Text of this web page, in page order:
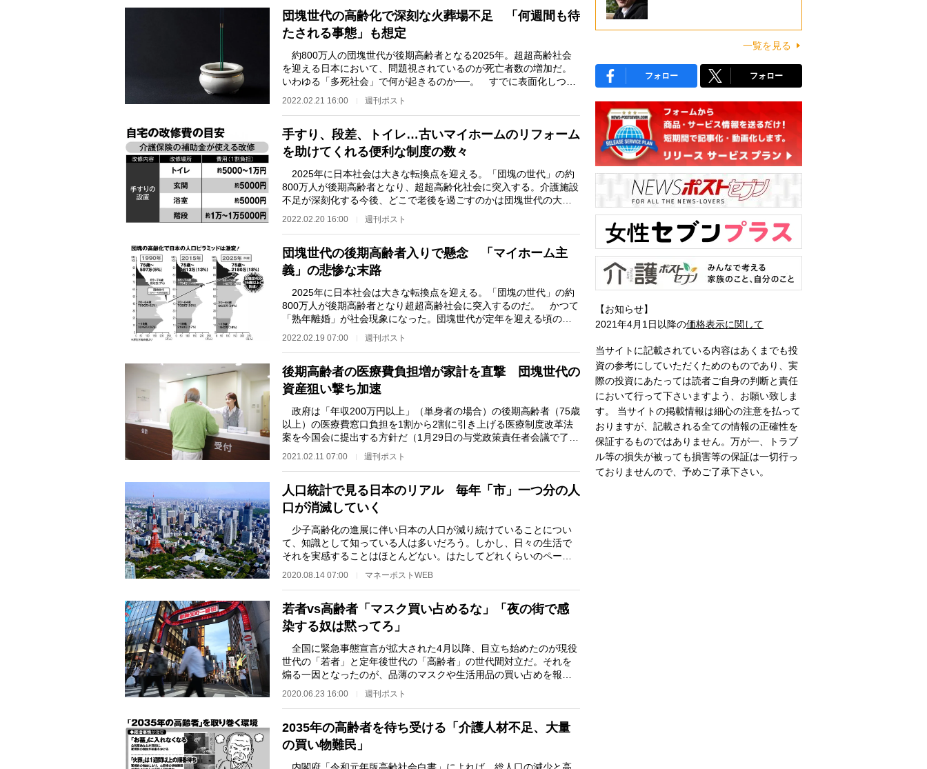
団塊世代の高齢化で深刻な火葬場不足 「何週間も待
たされる事態」も想定
約800万人の団塊世代が後期高齢者となる2025年。超超高齢社会
を迎える日本において、問題視されているのが死亡者数の増加だ。
いわゆる「多死社会」で何が起きるのか──。 すでに表面化しつつ
あるのが、「火葬場不…
2022.02.21 16:00 週刊ポスト
手すり、段差、トイレ…古いマイホームのリフォーム
を助けてくれる便利な制度の数々
2025年に日本社会は大きな転換点を迎える。「団塊の世代」の約
800万人が後期高齢者となり、超超高齢化社会に突入する。介護施設
不足が深刻化する今後、どこで老後を過ごすのかは団塊世代の大問
題だ。シニアの暮ら…
2022.02.20 16:00 週刊ポスト
団塊世代の後期高齢者入りで懸念 「マイホーム主
義」の悲惨な末路
2025年に日本社会は大きな転換点を迎える。「団塊の世代」の約
800万人が後期高齢者となり超超高齢社会に突入するのだ。 かつて
「熟年離婚」が社会現象になった。団塊世代が定年を迎える頃のこ
とである。この世代…
2022.02.19 07:00 週刊ポスト
後期高齢者の医療費負担増が家計を直撃 団塊世代の
資産狙い撃ち加速
政府は「年収200万円以上」（単身者の場合）の後期高齢者（75歳
以上）の医療費窓口負担を1割から2割に引き上げる医療制度改革法
案を今国会に提出する方針だ（1月29日の与党政策責任者会議で了
承）。 施行は団塊…
2021.02.11 07:00 週刊ポスト
人口統計で見る日本のリアル 毎年「市」一つ分の人
口が消滅していく
少子高齢化の進展に伴い日本の人口が減り続けていることについ
て、知識として知っている人は多いだろう。しかし、日々の生活で
それを実感することはほとんどない。はたしてどれくらいのペース
2020.08.14 07:00 マネーポストWEB
若者vs高齢者「マスク買い占めるな」「夜の街で感
染する奴は黙ってろ」
全国に緊急事態宣言が拡大された4月以降、目立ち始めたのが現役
世代の「若者」と定年後世代の「高齢者」の世代間対立だ。それを
煽る一因となったのが、品薄のマスクや生活用品の買い占めを報じ
るニュースだった。…
2020.06.23 16:00 週刊ポスト
2035年の高齢者を待ち受ける「介護人材不足、大量
の買い物難民」
一覧を見る
フォロー フォロー
【お知らせ】
2021年4月1日以降の価格表示に関して
当サイトに記載されている内容はあくまでも投
資の参考にしていただくためのものであり、実
際の投資にあたっては読者ご自身の判断と責任
において行って下さいますよう、お願い致しま
す。 当サイトの掲載情報は細心の注意を払って
おりますが、記載される全ての情報の正確性を
保証するものではありません。万が一、トラブ
ル等の損失が被っても損害等の保証は一切行っ
ておりませんので、予めご了承下さい。